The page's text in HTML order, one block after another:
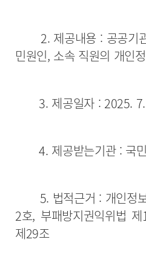
2. 제공내용 : 공공기관
민원인, 소속 직원의 개인
3. 제공일자 : 2025.
4. 제공받는기관 : 국민
5. 법적근거 : 개인정보
2호, 부패방지권익위법
제29조